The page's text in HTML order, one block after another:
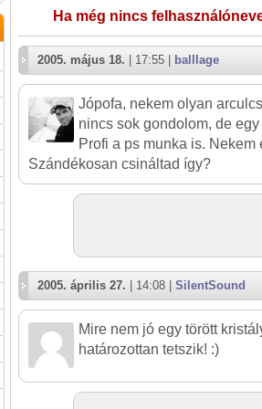
Ha még nincs
2005. május 18. | 17:55 | balllage
Jópofa, nekem olyan
nincs sok gondolom, de
Profi a ps munka is.
Szándékosan csináltad így?
2005. április 27. | 14:08 | SilentSound
Mire nem jó egy törött
határozottan tetszik! :)